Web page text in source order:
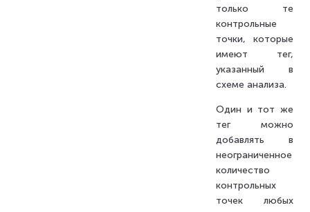
только те
контрольные
точки, которые
имеют тег,
указанный в
схеме анализа.
Один и тот же
тег можно
добавлять в
неограниченное
количество
контрольных
точек любых